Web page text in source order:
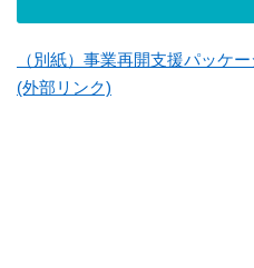
（別紙）事業再開支援パッケ
(外部リンク)